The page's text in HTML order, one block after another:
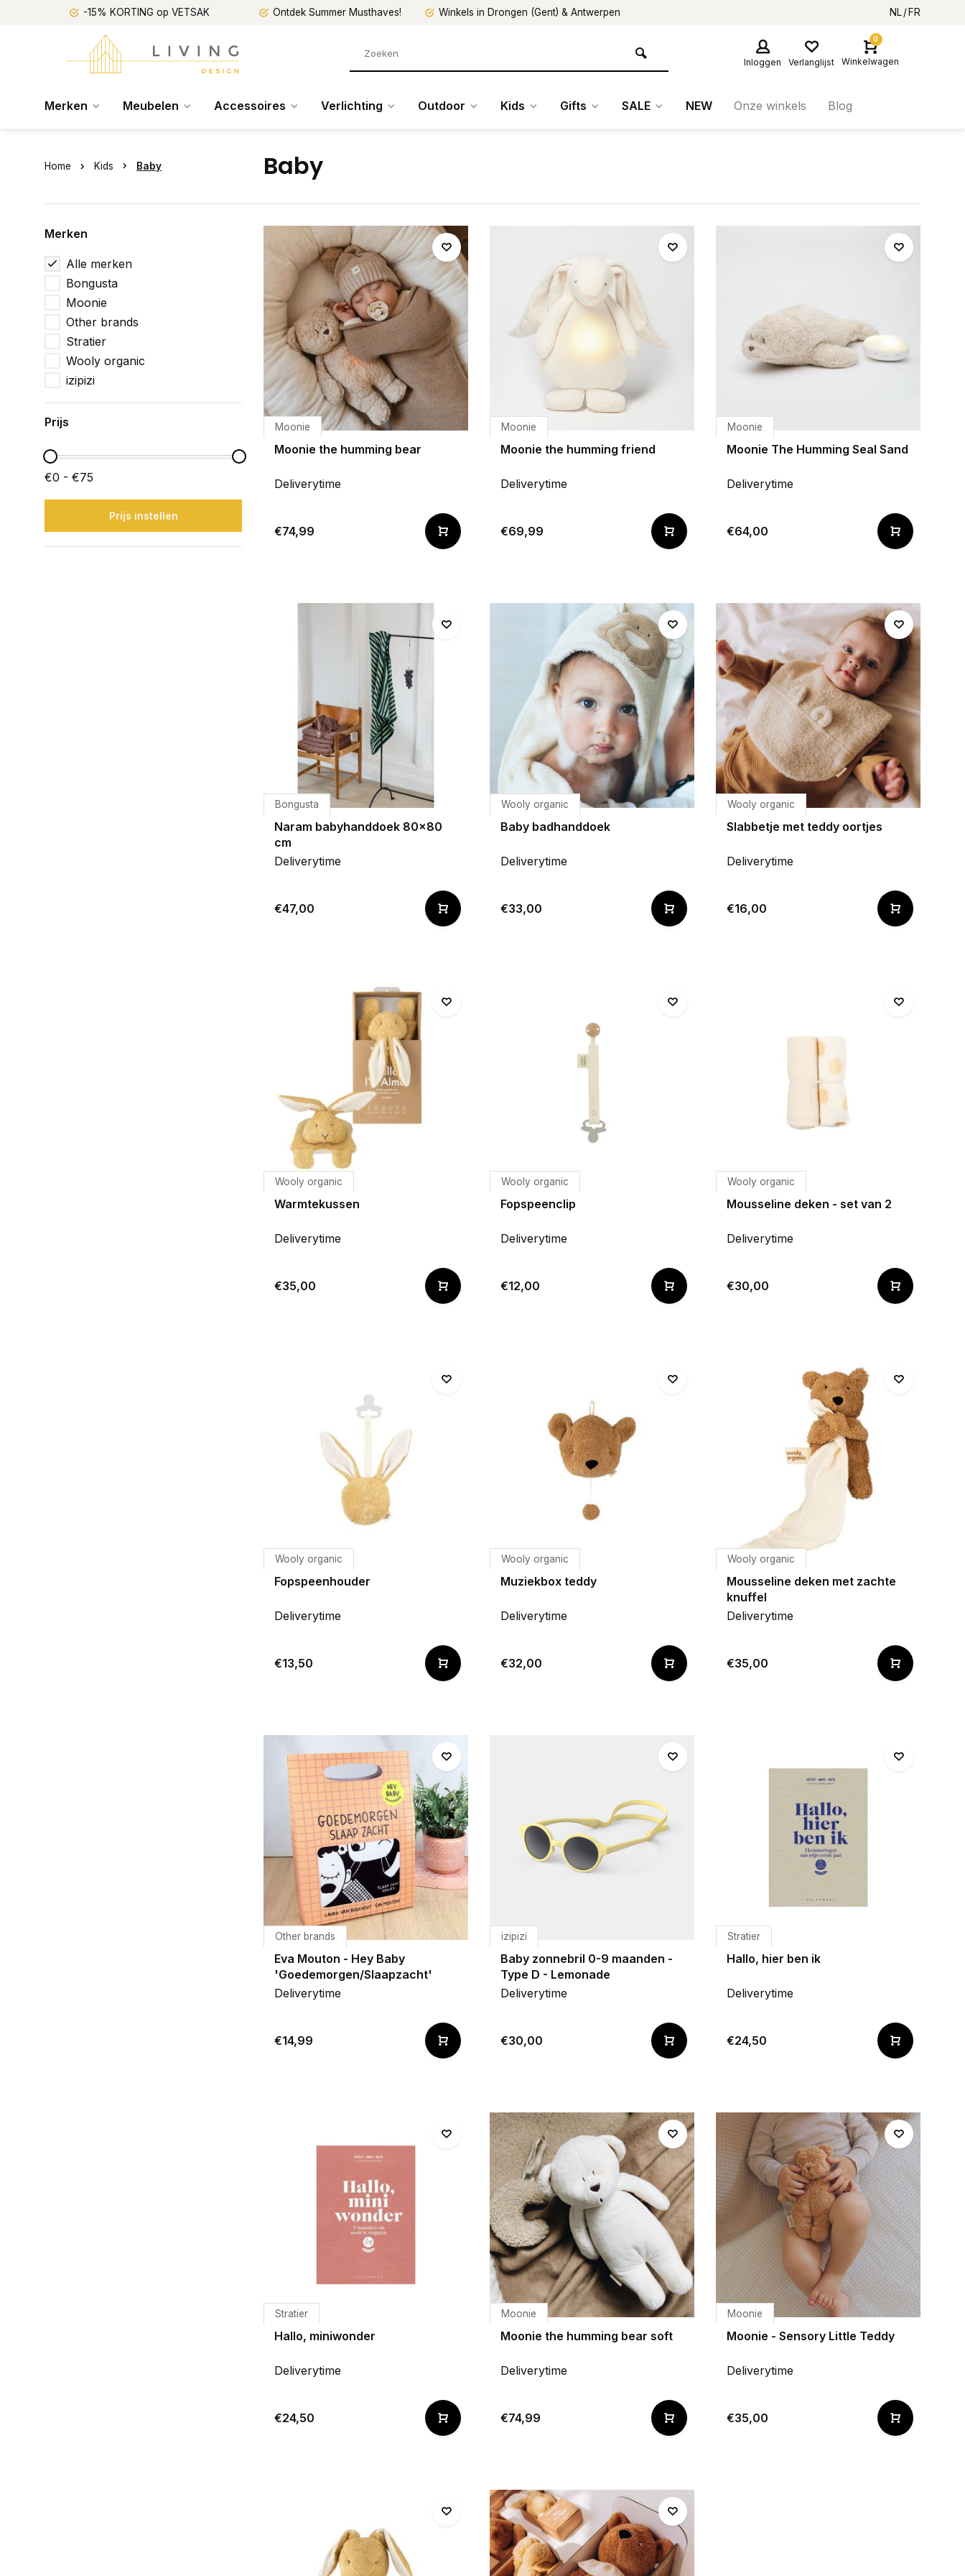
-15% KORTING op VETSAK Ontdek Summer Musthaves! Winkels in Drongen (Gent) & Antwerpen NL FR
Inloggen Verlanglijst
0
Winkelwagen
Merken Meubelen Accessoires Verlichting Outdoor Kids Gifts SALE NEW Onze winkels Blog
Home Kids Baby Baby
Merken
Alle merken
Bongusta
Moonie
Other brands
Stratier
Wooly organic
izipizi
Prijs
€0 - €75
Prijs instellen
Moonie
Moonie the humming bear
Deliverytime
€74,99
Moonie
Moonie the humming friend
Deliverytime
€69,99
Moonie
Moonie The Humming Seal Sand
Deliverytime
€64,00
Bongusta
Naram babyhanddoek 80x80
cm
Deliverytime
€47,00
Wooly organic
Baby badhanddoek
Deliverytime
€33,00
Wooly organic
Slabbetje met teddy oortjes
Deliverytime
€16,00
Wooly organic
Warmtekussen
Deliverytime
€35,00
Wooly organic
Fopspeenclip
Deliverytime
€12,00
Wooly organic
Mousseline deken - set van 2
Deliverytime
€30,00
Wooly organic
Fopspeenhouder
Deliverytime
€13,50
Wooly organic
Muziekbox teddy
Deliverytime
€32,00
Wooly organic
Mousseline deken met zachte
knuffel
Deliverytime
€35,00
Other brands
Eva Mouton - Hey Baby
'Goedemorgen/Slaapzacht'
Deliverytime
€14,99
izipizi
Baby zonnebril 0-9 maanden -
Type D - Lemonade
Deliverytime
€30,00
Stratier
Hallo, hier ben ik
Deliverytime
€24,50
Stratier
Hallo, miniwonder
Deliverytime
€24,50
Moonie
Moonie the humming bear soft
Deliverytime
€74,99
Moonie
Moonie - Sensory Little Teddy
Deliverytime
€35,00